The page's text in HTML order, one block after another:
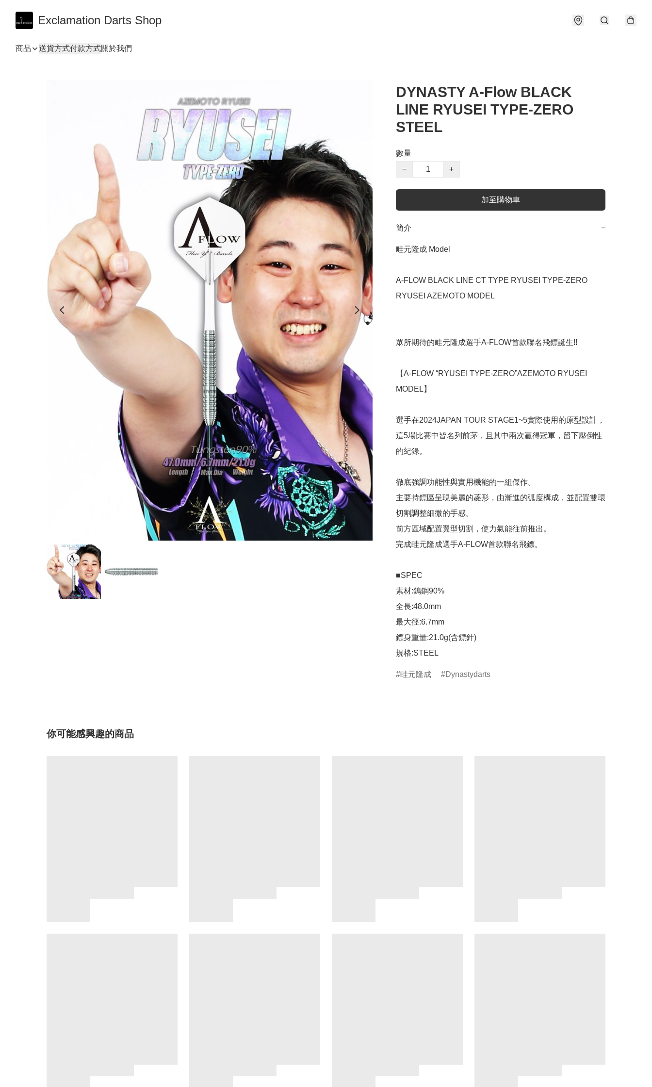
Exclamation Darts Shop
商品 送貨方式付款方式關於我們
DYNASTY A-Flow BLACK
LINE RYUSEI TYPE-ZERO
STEEL
數量
−
+
加至購物車
簡介 −
畦元隆成 Model
A-FLOW BLACK LINE CT TYPE RYUSEI TYPE-ZERO
RYUSEI AZEMOTO MODEL
眾所期待的畦元隆成選手A-FLOW首款聯名飛鏢誕生!!
【A-FLOW “RYUSEI TYPE-ZERO”AZEMOTO RYUSEI
MODEL】
選手在2024JAPAN TOUR STAGE1~5實際使用的原型設計，
這5場比賽中皆名列前茅，且其中兩次贏得冠軍，留下壓倒性
的紀錄。
徹底強調功能性與實用機能的一組傑作。
主要持鏢區呈現美麗的菱形，由漸進的弧度構成，並配置雙環
切割調整細微的手感。
前方區域配置翼型切割，使力氣能往前推出。
完成畦元隆成選手A-FLOW首款聯名飛鏢。
■SPEC
素材:鎢鋼90%
全長:48.0mm
最大徑:6.7mm
鏢身重量:21.0g(含鏢針)
規格:STEEL
畦元隆成 Dynastydarts
你可能感興趣的商品